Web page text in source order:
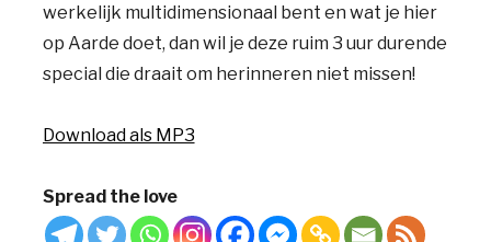
werkelijk multidimensionaal bent en wat je hier
op Aarde doet, dan wil je deze ruim 3 uur durende
special die draait om herinneren niet missen!
Download als MP3
Spread the love